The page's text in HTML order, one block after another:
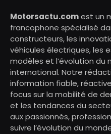
Motorsactu.comest un
francophone spécialisé
constructeurs, les
véhicules électriques, les
modèles et l’évolution du
international. Notre
information fiable,
focus sur la mobilité de
et les tendances du
aux passionnés,
suivre l’évolution du